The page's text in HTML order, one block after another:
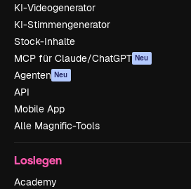
KI-Videogenerator
KI-Stimmengenerator
Stock-Inhalte
MCP für Claude/ChatGPT Neu
Agenten Neu
API
Mobile App
Alle Magnific-Tools
Loslegen
Academy